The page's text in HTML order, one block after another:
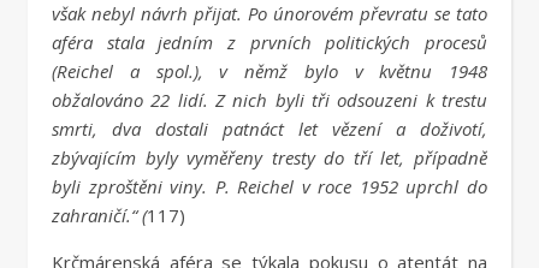
však nebyl návrh přijat. Po únorovém převratu se tato
aféra stala jedním z prvních politických procesů
(Reichel a spol.), v němž bylo v květnu 1948
obžalováno 22 lidí. Z nich byli tři odsouzeni k trestu
smrti, dva dostali patnáct let vězení a doživotí,
zbývajícím byly vyměřeny tresty do tří let, případně
byli zproštěni viny. P. Reichel v roce 1952 uprchl do
zahraničí.“ (117)
Krčmárenská aféra se týkala pokusu o atentát na